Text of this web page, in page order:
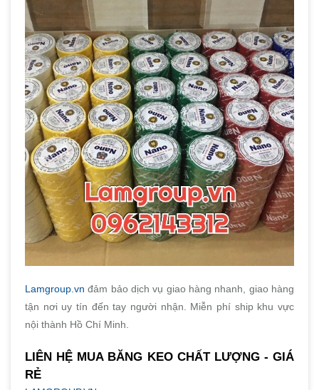
Lamgroup.vnđảm bảo dịch vụ giao hàng nhanh, giao hàng
tận nơi uy tín đến tay người nhận. Miễn phí ship khu vực
nội thành Hồ Chí Minh.
LIÊN HỆ MUA BĂNG KEO CHẤT LƯỢNG - GIÁ
RẺ